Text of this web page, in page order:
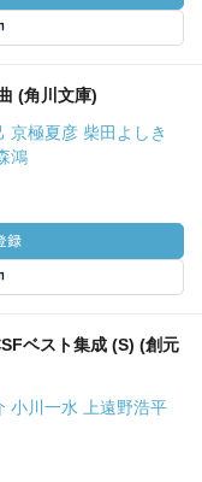
(角川文庫)
京極夏彦 柴田よしき
鴻
ベスト集成 (S) (創元
小川一水 上遠野浩平